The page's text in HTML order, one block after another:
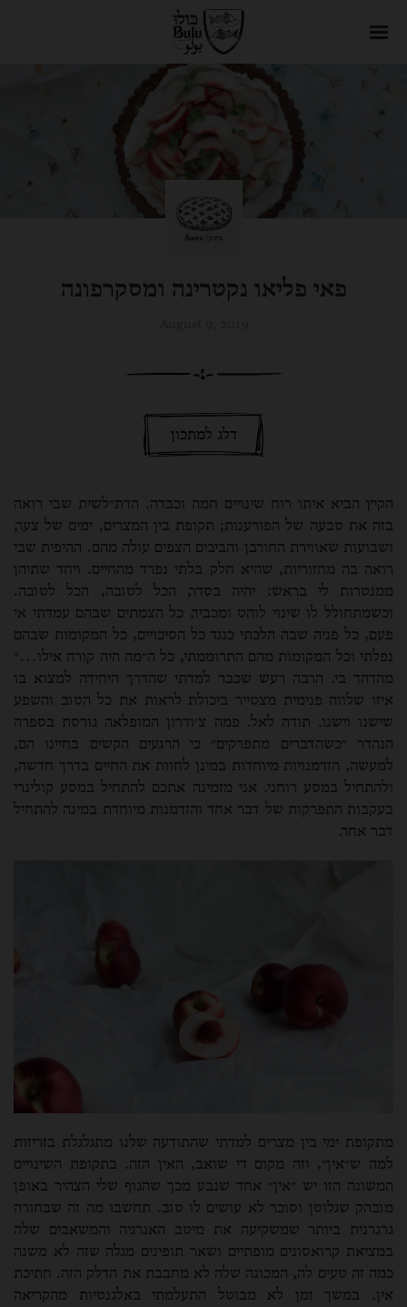
פאי פליאו נקטרינה ומסקרפונה
דלג למתכון
הקיץ הביא איתו רוח שינויים חמה וכבדה. הדת״לשית שבי רואה
בזה את טבעה של הפורענות; תקופת בין המצרים, ימים של צער,
ושבועות שאווירת החורבן והביבים הצפים עולה מהם. ההיפית שבי
רואה בה מחזוריות, שהיא חלק בלתי נפרד מהחיים. ויחד שתיהן
ממנטרות לי בראש: יהיה בסדר, הכל לטובה, הכל לטובה.
וכשמתחולל לו שינוי לוהט ומכביד, כל הצמתים שבהם עמדתי אי
פעם, כל פניה שבה הלכתי כנגד כל הסיכויים, כל המקומות שבהם
נפלתי וכל המקומות מהם התרוממתי, כל ה״מה היה קורה אילו…״
מהדהד בי. הרבה רעש שכבר למדתי שהדרך היחידה למצוא בו
איזו שלווה פנימית מצטייר ביכולת לראות את כל הטוב והשפע
שישנו וישנו. תודה לאל. פמה צ׳ודרון המופלאה גורסת בספרה
הנהדר ״כשהדברים מתפרקים״ כי הרגעים הקשים בחיינו הם,
למעשה, הזדמנויות מיוחדות במינן לחוות את החיים בדרך חדשה,
ולהתחיל במסע רוחני. אני מזמינה אתכם להתחיל במסע קולינרי
בעקבות התפרקות של דבר אחד והזדמנות מיוחדת במינה להתחיל
דבר אחר.
מתקופת ימי בין מצרים למדתי שהתודעה שלנו מתגלגלת בזריזות
למה ש״אין״, וזה מקום די שואב, האין הזה. בתקופת השינויים
המשונה הזו יש ״אין״ אחד שנבע מכך שהגוף שלי הצהיר באופן
מובהק שגלוטן וסוכר לא עושים לו טוב. תחשבו מה זה שבחורה
גרגרנית ביותר שמשקיעה את מיטב האנרגיה והמשאבים שלה
במציאת קרואסונים מופתיים ושאר תופינים מגלה שזה לא משנה
כמה זה טעים לה, המכונה שלה לא מחבבת את הדלק הזה. חתיכת
אין. במשך זמן לא מבוטל התעלמתי באלגנטיות מהקריאה